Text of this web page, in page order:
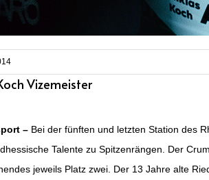
Vizemeister
– Bei der fünften und letzten Station des
Talente zu Spitzenrängen. Der
jeweils Platz zwei. Der 13 Jahre alte